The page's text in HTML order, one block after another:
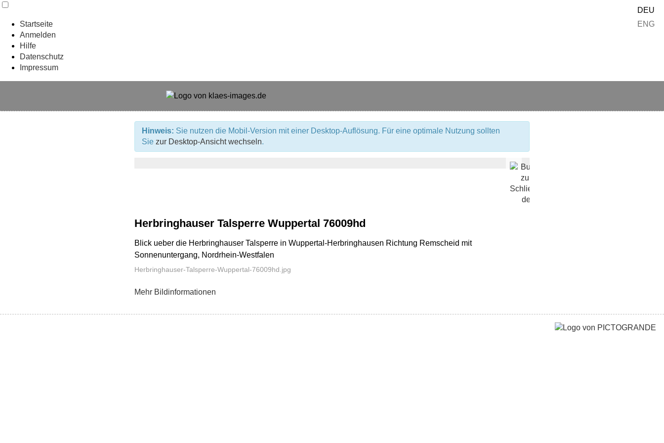
Startseite
Anmelden
Hilfe
Datenschutz
Impressum
DEU
ENG
Hinweis: Sie nutzen die Mobil-Version mit einer Desktop-Auflösung. Für eine optimale Nutzung sollten
Sie zur Desktop-Ansicht wechseln.
Herbringhauser Talsperre Wuppertal 76009hd
Blick ueber die Herbringhauser Talsperre in Wuppertal-Herbringhausen Richtung Remscheid mit
Sonnenuntergang, Nordrhein-Westfalen
Herbringhauser-Talsperre-Wuppertal-76009hd.jpg
Mehr Bildinformationen